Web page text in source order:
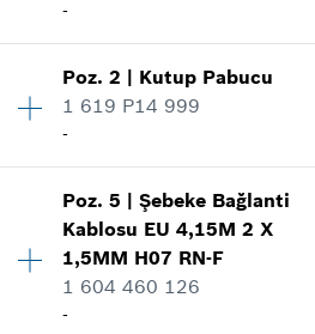
-
Miktar 1
Fiyat grubu:26
Nerede kullanıldı.
Şekli göster
Poz.2 | Kutup Pabucu
1 619 P14 999
-
Fiyat grubu:35
Yedek parça bilgisi
Nerede kullanıldı.
Poz.5 |Şebeke Bağlanti
Kablosu EU 4,15M 2 X
1,5MM H07 RN-F
1 604 460 126
-